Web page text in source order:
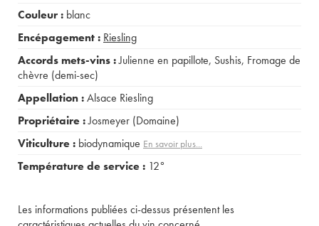
Couleur : blanc
Encépagement : Riesling
Accords mets-vins :Julienne en papillote, Sushis, Fromage de
chèvre (demi-sec)
Appellation :Alsace Riesling
Propriétaire :Josmeyer (Domaine)
Viticulture : biodynamique En savoir plus...
Température de service : 12°
Les informations publiées ci-dessus présentent les